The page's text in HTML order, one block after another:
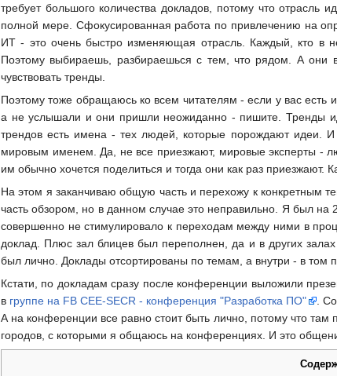
требует большого количества докладов, потому что
полной мере. Сфокусированная работа по привлечению на
ИТ - это очень быстро изменяющая отрасль. Каждый, кто в
Поэтому выбираешь, разбираешься с тем, что рядом. А они
чувствовать тренды.
Поэтому тоже обращаюсь ко всем читателям - если у вас есть
а не услышали и они пришли неожиданно - пишите. Тренды
трендов есть имена - тех людей, которые порождают идеи.
мировым именем. Да, не все приезжают, мировые эксперты -
им обычно хочется поделиться и тогда они как раз
На этом я заканчиваю общую часть и перехожу к конкретным
часть обзором, но в данном случае это неправильно. Я был на
совершенно не стимулировало к переходам между ними в
доклад. Плюс зал блицев был переполнен, да и в других
был лично. Доклады отсортированы по темам, а внутри - в том
Кстати, по докладам сразу после конференции выложили
в группе на FB CEE-SECR - конференция "Разработка ПО"
.
А на конференции все равно стоит быть лично, потому что
городов, с которыми я общаюсь на конференциях. И это